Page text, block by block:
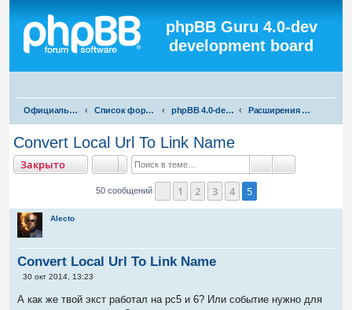
phpBB Guru 4.0-dev
development board
Официальная русская поддержка phpBB3 Список форумов phpBB 4.0-dev test Расширения для phpBB 4.0-dev
Convert Local Url To Link Name
Закрыто Поиск
50 сообщений Пред.
1 2 3 4 5
Alecto
Convert Local Url To Link Name
С
б
30 окт 2014, 13:23
А как же твой экст работал на рс5 и 6? Или событие нужно для